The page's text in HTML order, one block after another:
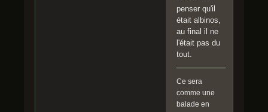
penser qu'il
était albinos,
au final il ne
l'était pas du
tout.
Ce sera
comme une
balade en